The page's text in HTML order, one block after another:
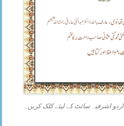
اردو اشرفیہ سائٹ کے لیئے کلک کریں۔